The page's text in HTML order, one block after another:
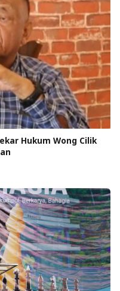
Hukum Wong Cilik